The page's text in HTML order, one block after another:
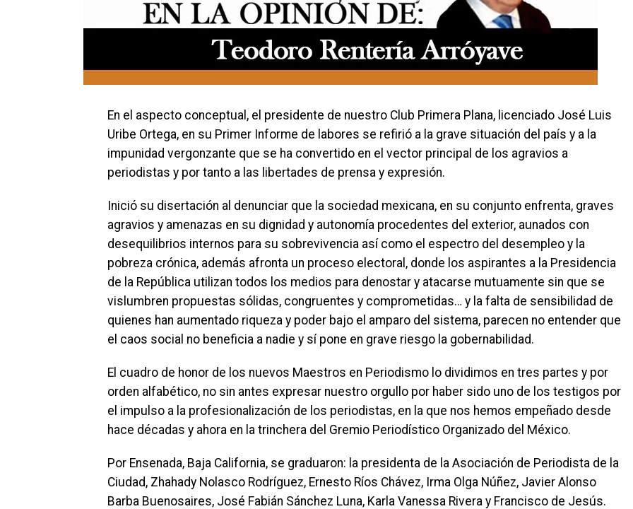
En el aspecto conceptual, el presidente de nuestro Club Primera Plana, licenciado José Luis
Uribe Ortega, en su Primer Informe de labores se refirió a la grave situación del país y a la
impunidad vergonzante que se ha convertido en el vector principal de los agravios a
periodistas y por tanto a las libertades de prensa y expresión.
Inició su disertación al denunciar que la sociedad mexicana, en su conjunto enfrenta, graves
agravios y amenazas en su dignidad y autonomía procedentes del exterior, aunados con
desequilibrios internos para su sobrevivencia así como el espectro del desempleo y la
pobreza crónica, además afronta un proceso electoral, donde los aspirantes a la Presidencia
de la República utilizan todos los medios para denostar y atacarse mutuamente sin que se
vislumbren propuestas sólidas, congruentes y comprometidas… y la falta de sensibilidad de
quienes han aumentado riqueza y poder bajo el amparo del sistema, parecen no entender que
el caos social no beneficia a nadie y sí pone en grave riesgo la gobernabilidad.
El cuadro de honor de los nuevos Maestros en Periodismo lo dividimos en tres partes y por
orden alfabético, no sin antes expresar nuestro orgullo por haber sido uno de los testigos por
el impulso a la profesionalización de los periodistas, en la que nos hemos empeñado desde
hace décadas y ahora en la trinchera del Gremio Periodístico Organizado del México.
Por Ensenada, Baja California, se graduaron: la presidenta de la Asociación de Periodista de la
Ciudad, Zhahady Nolasco Rodríguez, Ernesto Ríos Chávez, Irma Olga Núñez, Javier Alonso
Barba Buenosaires, José Fabián Sánchez Luna, Karla Vanessa Rivera y Francisco de Jesús.